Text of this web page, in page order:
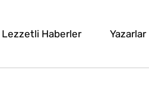
Lezzetli Haberler Yazarlar